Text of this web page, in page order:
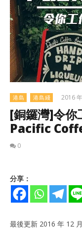
港島 港島綫 2016
[銅鑼灣]令
Pacific
0
分享：
最後更新 2016 年 12